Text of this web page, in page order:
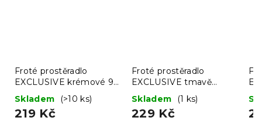
Froté prostěradlo
EXCLUSIVE krémové 90
x 200 cm
Skladem (>10 ks)
219 Kč
Froté prostěradlo
EXCLUSIVE tmavě
fialové 90 x 200 cm
Skladem (1 ks)
229 Kč